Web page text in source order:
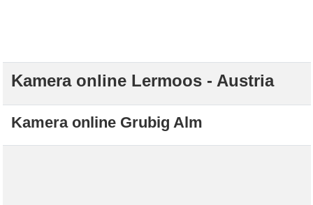
Kamera online Lermoos - Austria
Kamera online Grubig Alm